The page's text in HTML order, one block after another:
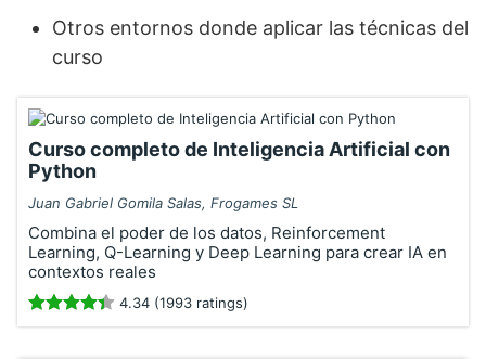
Otros entornos donde aplicar las técnicas del
curso
Curso completo de Inteligencia Artificial con
Python
Juan Gabriel Gomila Salas, Frogames SL
Combina el poder de los datos, Reinforcement
Learning, Q-Learning y Deep Learning para crear IA en
contextos reales
4.34 (1993 ratings)